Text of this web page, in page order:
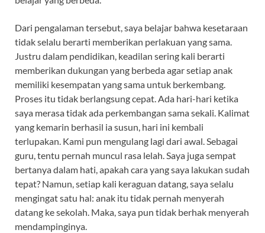
Dari pengalaman tersebut, saya belajar bahwa kesetaraan
tidak selalu berarti memberikan perlakuan yang sama.
Justru dalam pendidikan, keadilan sering kali berarti
memberikan dukungan yang berbeda agar setiap anak
memiliki kesempatan yang sama untuk berkembang.
Proses itu tidak berlangsung cepat. Ada hari-hari ketika
saya merasa tidak ada perkembangan sama sekali. Kalimat
yang kemarin berhasil ia susun, hari ini kembali
terlupakan. Kami pun mengulang lagi dari awal. Sebagai
guru, tentu pernah muncul rasa lelah. Saya juga sempat
bertanya dalam hati, apakah cara yang saya lakukan sudah
tepat? Namun, setiap kali keraguan datang, saya selalu
mengingat satu hal: anak itu tidak pernah menyerah
datang ke sekolah. Maka, saya pun tidak berhak menyerah
mendampinginya.